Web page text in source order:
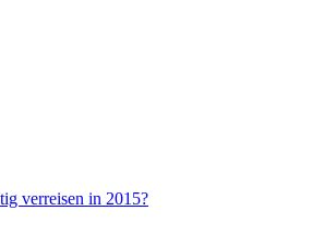
verreisen in 2015?